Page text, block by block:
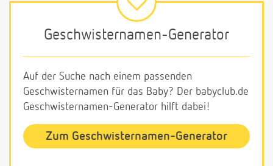
Geschwisternamen-Generator
Auf der Suche nach einem passenden
Geschwisternamen für das Baby? Der babyclub.de
Geschwisternamen-Generator hilft dabei!
Zum Geschwisternamen-Generator